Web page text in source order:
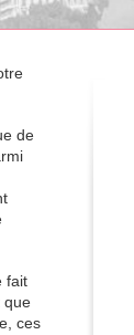
de
fait
que
ces